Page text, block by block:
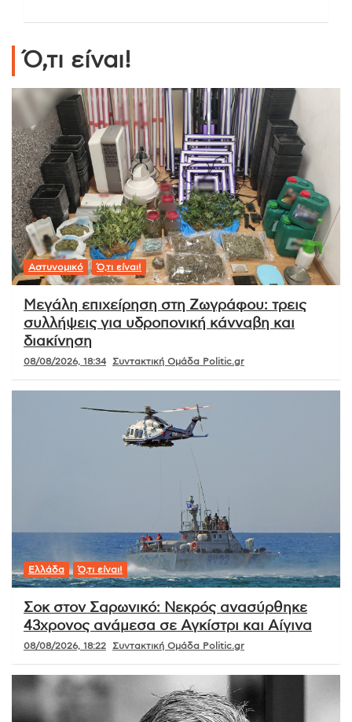
Ό,τι είναι!
Αστυνομικό Ό,τι είναι!
Μεγάλη επιχείρηση στη Ζωγράφου: τρεις
συλλήψεις για υδροπονική κάνναβη και
διακίνηση
08/08/2026, 18:34 Συντακτική Ομάδα Politic.gr
Ελλάδα Ό,τι είναι!
Σοκ στον Σαρωνικό: Νεκρός ανασύρθηκε
43χρονος ανάμεσα σε Αγκίστρι και Αίγινα
08/08/2026, 18:22 Συντακτική Ομάδα Politic.gr